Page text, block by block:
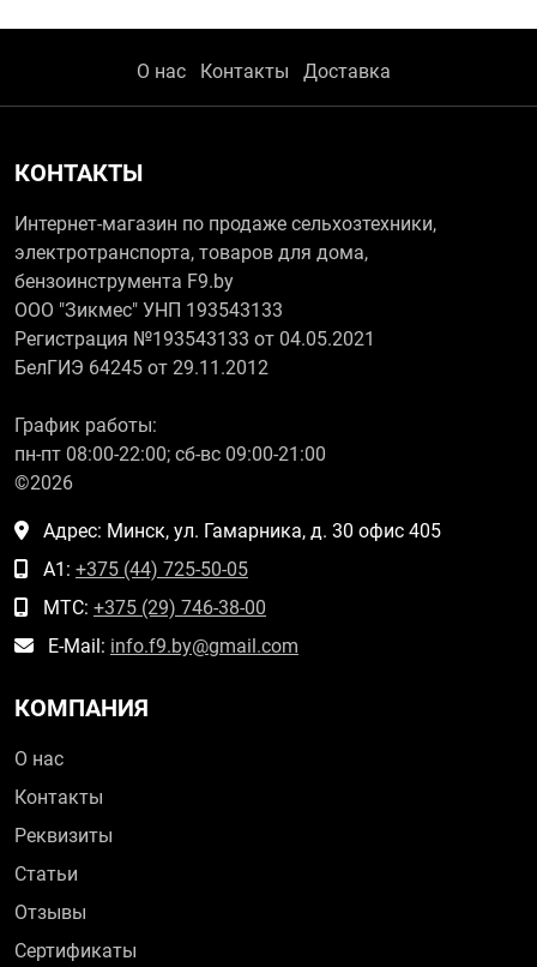
О нас Контакты Доставка
КОНТАКТЫ
Интернет-магазин по продаже сельхозтехники,
электротранспорта, товаров для дома,
бензоинструмента F9.by
ООО "Зикмес" УНП 193543133
Регистрация №193543133 от 04.05.2021
БелГИЭ 64245 от 29.11.2012
График работы:
пн-пт 08:00-22:00; сб-вс 09:00-21:00
©2026
Адрес: Минск, ул. Гамарника, д. 30 офис 405
А1: +375 (44) 725-50-05
МТС: +375 (29) 746-38-00
E-Mail: info.f9.by@gmail.com
КОМПАНИЯ
О нас
Контакты
Реквизиты
Статьи
Отзывы
Сертификаты